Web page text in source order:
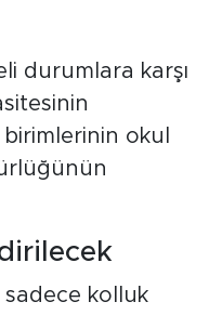
durumlara karşı
birimlerinin okul
sadece kolluk